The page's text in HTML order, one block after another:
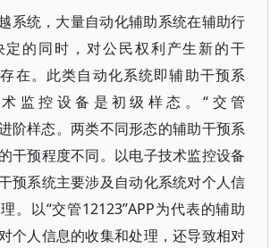
系统，大量自动化辅助系统在辅助行
定的同时，对公民权利产生新的干
在。此类自动化系统即辅助干预系
监控设备是初级样态。“交管
阶样态。两类不同形态的辅助干预系
干预程度不同。以电子技术监控设备
预系统主要涉及自动化系统对个人信
。以“交管12123”APP为代表的辅助
个人信息的收集和处理，还导致相对